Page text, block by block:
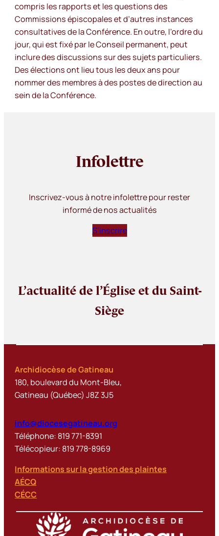
compris les rapports et les questions des
Commissions épiscopales et d’autres instances
consultatives de la Conférence. En outre, l’ordre du
jour, qui est fixé par le Conseil permanent, peut
inclure des discussions sur des sujets particuliers.
Des élections ont lieu tous les deux ans pour
nommer des membres à des postes de direction au
sein de la Conférence.
Infolettre
Inscrivez-vous à notre infolettre pour rester
informé de nos actualités
S’inscrire
L’actualité de l’Église et du Saint-
Siège
Archidiocèse de Gatineau
180, boulevard du Mont-Bleu,
Gatineau (Québec) J8Z 3J5
info@diocesegatineau.org
Téléphone: 819 771-8391
Télécopieur: 819 778-8969
Informations sur la gestion des plaintes
AÉCQ
CÉCC